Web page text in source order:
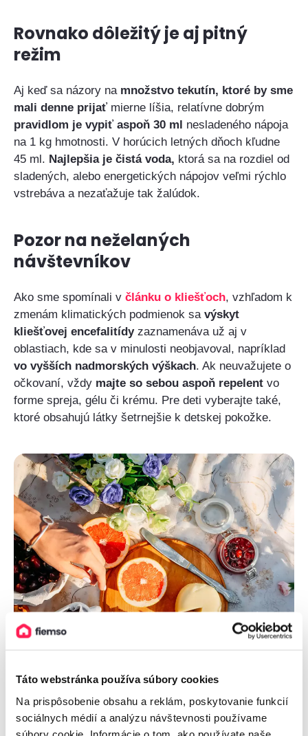
Táto webstránka používa súbory cookies
Na prispôsobenie obsahu a reklám, poskytovanie funkcií
sociálnych médií a analýzu návštevnosti používame
súbory cookie. Informácie o tom, ako používate naše
Rovnako dôležitý je aj pitný
režim
Aj keď sa názory na množstvo tekutín, ktoré by sme
mali denne prijaťmierne líšia, relatívne dobrým
pravidlom je vypiť aspoň 30 ml nesladeného nápoja
na 1 kg hmotnosti. V horúcich letných dňoch kľudne
45 ml. Najlepšia je čistá voda, ktorá sa na rozdiel od
sladených, alebo energetických nápojov veľmi rýchlo
vstrebáva a nezaťažuje tak žalúdok.
Pozor na neželaných
návštevníkov
Ako sme spomínali v článku o kliešťoch, vzhľadom k
zmenám klimatických podmienok sa výskyt
kliešťovej encefalitídyzaznamenáva už aj v
oblastiach, kde sa v minulosti neobjavoval, napríklad
vo vyšších nadmorských výškach. Ak neuvažujete o
očkovaní, vždy majte so sebou aspoň repelent vo
forme spreja, gélu či krému. Pre deti vyberajte také,
ktoré obsahujú látky šetrnejšie k detskej pokožke.